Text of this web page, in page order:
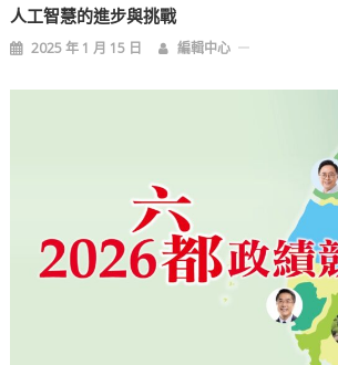
人工智慧的進步與挑戰
2025 年 1 月 15 日 編輯中心